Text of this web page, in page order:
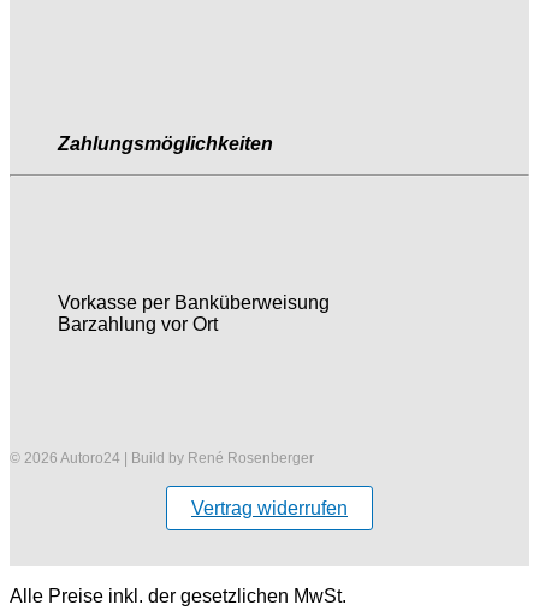
Zahlungsmöglichkeiten
Vorkasse per Banküberweisung
Barzahlung vor Ort
© 2026 Autoro24 | Build by René Rosenberger
Vertrag widerrufen
Alle Preise inkl. der gesetzlichen MwSt.